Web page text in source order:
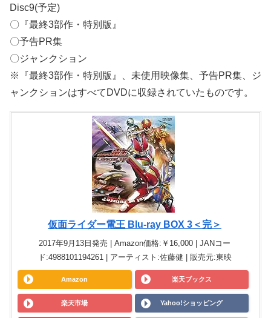
Disc9(予定)
〇『最終3部作・特別版』
〇予告PR集
〇ジャンクション
※『最終3部作・特別版』、未使用映像集、予告PR集、ジ
ャンクションはすべてDVDに収録されていたものです。
仮面ライダー電王 Blu-ray BOX 3＜完＞
2017年9月13日発売 | Amazon価格:￥16,000 | JANコー
ド:4988101194261 | アーティスト:佐藤健 | 販売元:東映
Amazon 楽天ブックス
楽天市場 Yahoo!ショッピング